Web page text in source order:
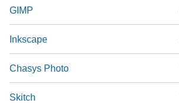
GIMP
Inkscape
Chasys Photo
Skitch